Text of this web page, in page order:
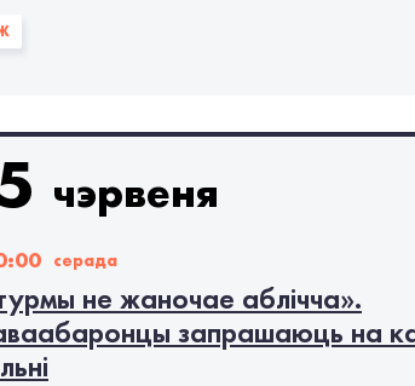
чэрвеня
серада
не жаночае аблічча».
запрашаюць на